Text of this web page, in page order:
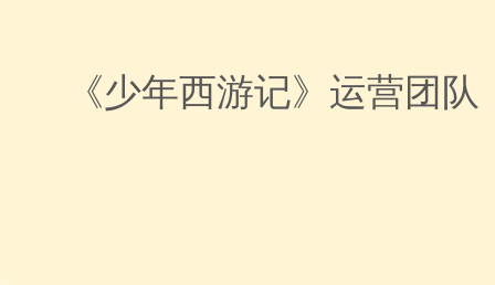
《少年西游记》运营团队